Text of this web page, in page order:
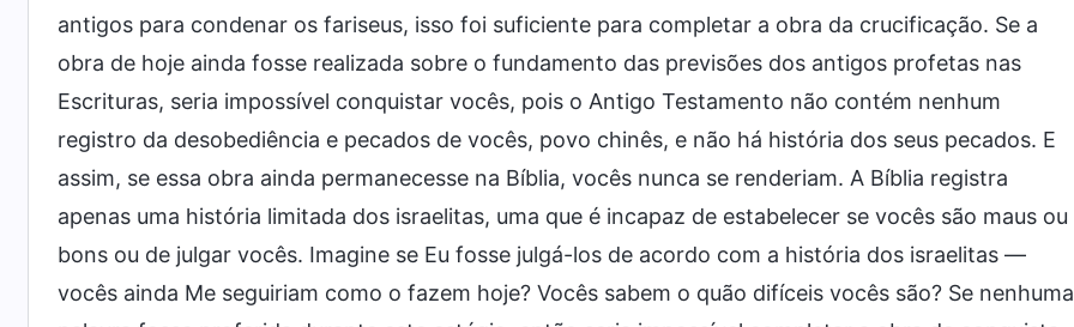
antigos para condenar os fariseus, isso foi suficiente para completar a obra da crucificação. Se a
obra de hoje ainda fosse realizada sobre o fundamento das previsões dos antigos profetas nas
Escrituras, seria impossível conquistar vocês, pois o Antigo Testamento não contém nenhum
registro da desobediência e pecados de vocês, povo chinês, e não há história dos seus pecados. E
assim, se essa obra ainda permanecesse na Bíblia, vocês nunca se renderiam. A Bíblia registra
apenas uma história limitada dos israelitas, uma que é incapaz de estabelecer se vocês são maus ou
bons ou de julgar vocês. Imagine se Eu fosse julgá-los de acordo com a história dos israelitas —
vocês ainda Me seguiriam como o fazem hoje? Vocês sabem o quão difíceis vocês são? Se nenhuma